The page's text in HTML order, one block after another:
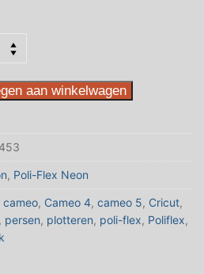
aan winkelwagen
, Poli-Flex Neon
cameo, Cameo 4, cameo 5, Cricut,
, persen, plotteren, poli-flex, Poliflex,